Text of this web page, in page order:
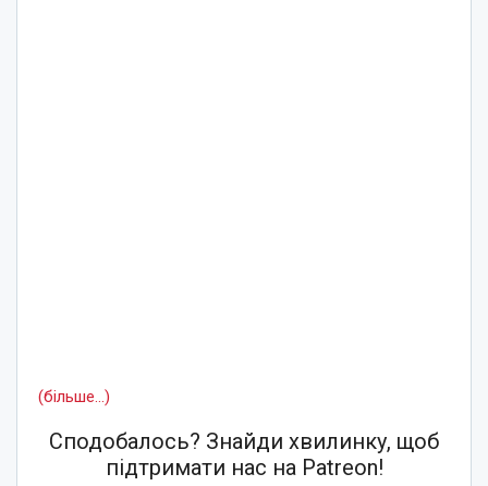
(більше…)
Сподобалось? Знайди хвилинку, щоб
підтримати нас на Patreon!